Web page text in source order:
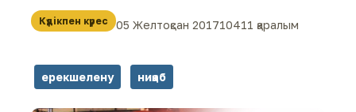
Күдікпен күрес 05 Желтоқсан 201710411 қаралым
ерекшелену ниқаб